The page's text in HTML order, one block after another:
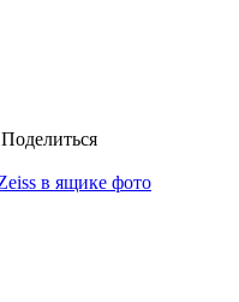
Поделиться